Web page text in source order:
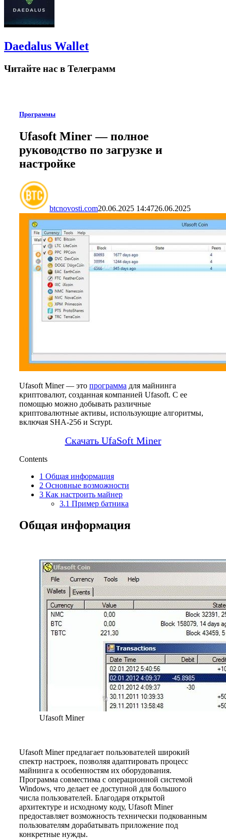
Daedalus Wallet
Читайте нас в Телеграмм
Программы
Ufasoft Miner — полное
руководство по загрузке и
настройке
btcnovosti.com20.06.2025 14:4726.06.2025
Ufasoft Miner — это программа для майнинга
криптовалют, созданная компанией Ufasoft. С ее
помощью можно добывать различные
криптовалютные активы, использующие алгоритмы,
включая SHA-256 и Scrypt.
Скачать UfaSoft Miner
Contents
1 Общая информация
2 Основные возможности
3 Как настроить майнер
3.1 Пример батника
Общая информация
Ufasoft Miner
Ufasoft Miner предлагает пользователей широкий
спектр настроек, позволяя адаптировать процесс
майнинга к особенностям их оборудования.
Программа совместима с операционной системой
Windows, что делает ее доступной для большого
числа пользователей. Благодаря открытой
архитектуре и исходному коду, Ufasoft Miner
предоставляет возможность технически подкованным
пользователям дорабатывать приложение под
конкретные нужды.